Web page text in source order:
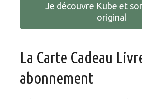
Je découvre Kube et
original
La Carte Cadeau
abonnement